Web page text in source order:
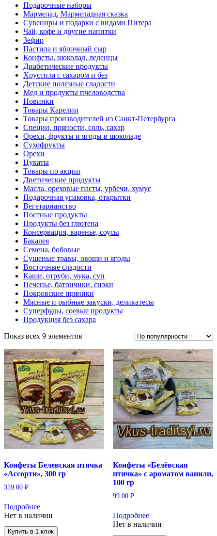
Подарочные наборы
Мармелад, Мармеладная сказка
Сувениры и подарки с видами Питера
Чай, кофе и другие напитки
Зефир
Пастила и яблочный сыр
Конфеты, шоколад, леденцы
Диабетические продукты
Хрустила с сахаром и без
Детские полезные сладости
Мед и продукты пчеловодства
Новинки
Товары Карелии
Товары производителей из Санкт-Петербурга
Специи, пряности, соль, сахар
Орехи, фрукты и ягоды в шоколаде
Сухофрукты
Орехи
Цукаты
Товары по акции
Диетические продукты
Масла, ореховые пасты, урбечи, хумус
Подарочная упаковка, открытки
Вегетарианство
Постные продукты
Продукты без глютена
Консервация, варенье, соусы
Бакалея
Семена, бобовые
Сушеные травы, овощи и ягоды
Восточные сладости
Каши, отруби, мука, суп
Печенье, батончики, снэки
Покровские пряники
Мясные и рыбные закуски, деликатесы
Суперфуды, соевые продукты
Продукция без сахара
Показ всех 9 элементов
Конфеты Белевская птичка
«Ассорти», 300 гр
359.00 ₽
Подробнее
Нет в наличии
Купить в 1 клик
Конфеты «Белёвская
птичка» с ароматом ванили,
100 гр
99.00 ₽
Подробнее
Нет в наличии